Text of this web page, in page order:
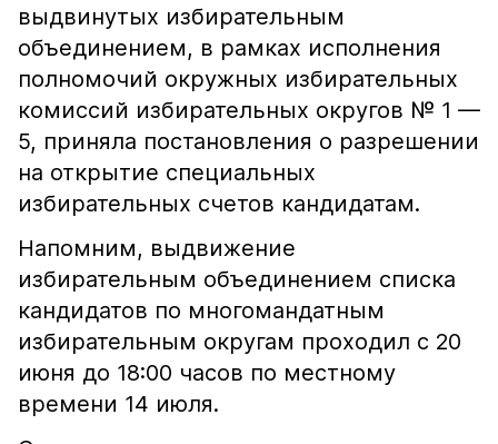
выдвинутых избирательным
объединением, в рамках исполнения
полномочий окружных избирательных
комиссий избирательных округов № 1 —
5, приняла постановления о разрешении
на открытие специальных
избирательных счетов кандидатам.
Напомним, выдвижение
избирательным объединением списка
кандидатов по многомандатным
избирательным округам проходил с 20
июня до 18:00 часов по местному
времени 14 июля.